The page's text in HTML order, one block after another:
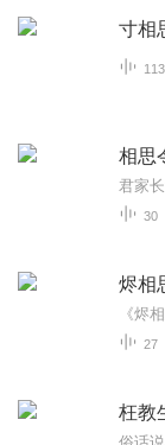
寸相
113
相思
30
烬相
27
枉教